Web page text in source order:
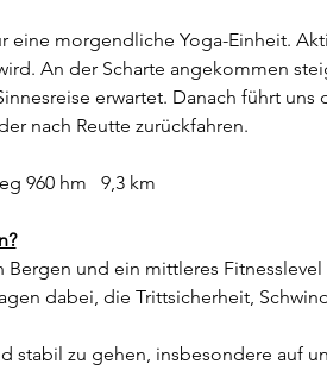
morgendliche Yoga-Einheit.
An der Scharte angekommen
erwartet. Danach führt uns
nach Reutte zurückfahren.
960 hm   9,3 km
und ein mittleres
dabei, die Trittsicherheit,
stabil zu gehen, insbesondere auf